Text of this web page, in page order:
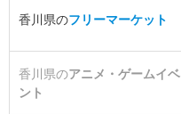
香川県のフリーマーケット
香川県のアニメ・ゲームイベ
ント